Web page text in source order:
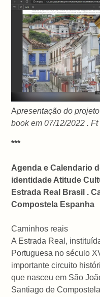
Apresentação do
book em 07/12/2022 .
***
Agenda e Calendario
identidade Atitude
Estrada Real Brasil .
Compostela Espanha
Caminhos reais
A Estrada Real,
Portuguesa no século
importante circuito
que nasceu em São
Santiago de